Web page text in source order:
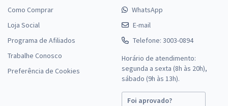
Como Comprar
Loja Social
Programa de Afiliados
Trabalhe Conosco
Preferência de Cookies
WhatsApp
E-mail
Telefone: 3003-0894
Horário de atendimento:
segunda a sexta (8h às 20h),
sábado (9h às 13h).
Foi aprovado?